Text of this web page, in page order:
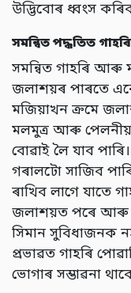
উদ্ভিবোৰ ধ্বংস
সমন্বিত পদ্ধতিত
সমন্বিত গাহৰি আৰু
জলাশয়ৰ পাৰতে
মজিয়াখন ক্ৰমে
মলমুত্ৰ আৰু
বোৱাই লৈ যাব
গৰালটো সাজিব
ৰাখিব লাগে যাতে
জলাশয়ত পৰে আৰু
সিমান সুবিধাজনক
প্ৰভাৱত গাহৰি
ভোগাৰ সম্ভাৱনা